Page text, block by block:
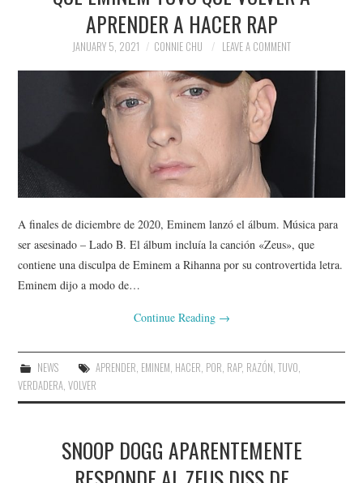
APRENDER A HACER RAP
JANUARY 5, 2021 CONNIE CHU LEAVE A COMMENT
A finales de diciembre de 2020, Eminem lanzó el álbum. Música para
ser asesinado – Lado B. El álbum incluía la canción «Zeus», que
contiene una disculpa de Eminem a Rihanna por su controvertida letra.
Eminem dijo a modo de…
Continue Reading →
NEWS APRENDER, EMINEM, HACER, POR, RAP, RAZÓN, TUVO,
VERDADERA,VOLVER
SNOOP DOGG APARENTEMENTE